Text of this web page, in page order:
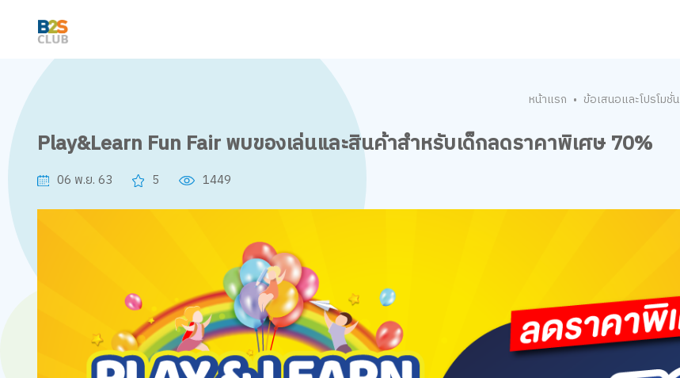
หน้าแรก • ข้อเสนอและโปรโมชั่น
Play&Learn Fun Fair พบของเล่นและสินค้าสำหรับเด็กลดราคาพิเศษ 70%
06 พ.ย. 63 5 1449